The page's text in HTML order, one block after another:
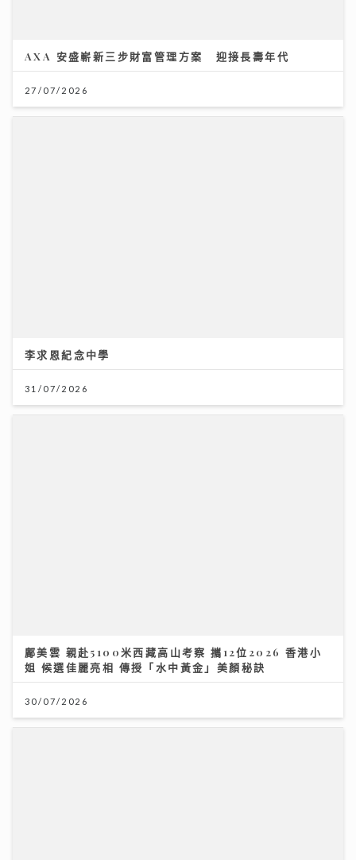
AXA 安盛嶄新三步財富管理方案 迎接長壽年代
27/07/2026
李求恩紀念中學
31/07/2026
鄺美雲 親赴5100米西藏高山考察 攜12位2026 香港小
姐 候選佳麗亮相 傳授「水中黃金」美顏秘訣
30/07/2026